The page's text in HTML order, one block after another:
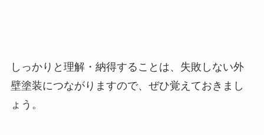
しっかりと理解・納得することは、失敗しない外
壁塗装につながりますので、ぜひ覚えておきまし
ょう。